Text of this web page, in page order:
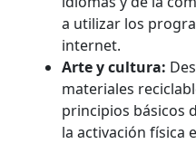
a utilizar los
internet.
Arte y cultura:
materiales
principios básicos
la activación física